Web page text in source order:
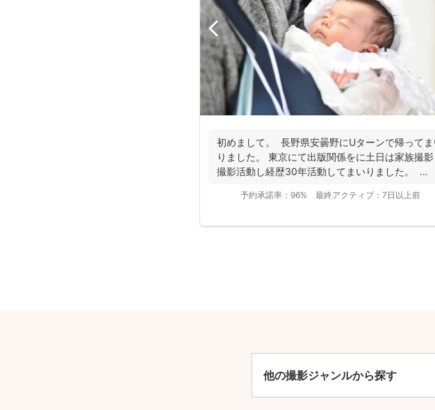
初めまして。 長野県安曇野にUターンで帰って
りました。 東京にて出版関係をに土日は家族撮影
撮影活動し経歴30年活動してまいりました。 ...
予約承諾率： 96% 最終アクティブ： 7日以上前
他の撮影ジャンルから探す
撮影基本料
平日
土日祝 29,700
安心・うれしいをまるっと
準備・片付けなど含みます
撮影場所までの